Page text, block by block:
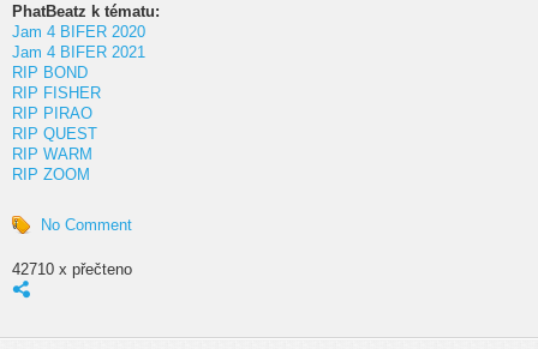
PhatBeatz k tématu:
Jam 4 BIFER 2020
Jam 4 BIFER 2021
RIP BOND
RIP FISHER
RIP PIRAO
RIP QUEST
RIP WARM
RIP ZOOM
No Comment
42710 x přečteno